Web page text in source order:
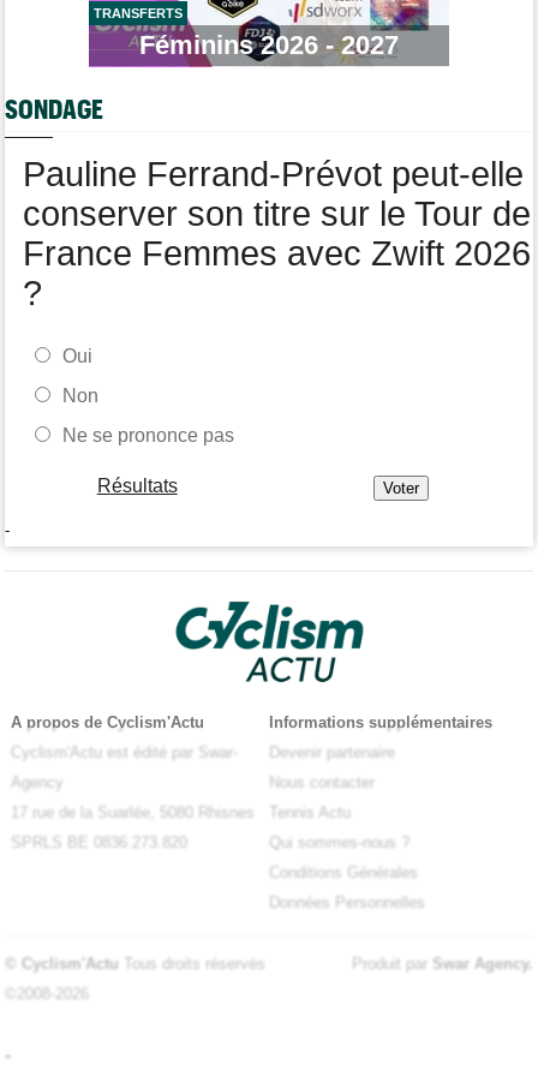
Tour de France Femmes
Une portion de la 7e étape sera interdite au public
pour 1 an
TRANSFERTS
Féminins 2026 - 2027
SONDAGE
Pauline Ferrand-Prévot peut-elle
conserver son titre sur le Tour de
France Femmes avec Zwift 2026
?
Oui
Non
Ne se prononce pas
Résultats
-
A propos de Cyclism'Actu
Cyclism'Actu est édité par Swar-
Agency
17 rue de la Suarlée, 5080 Rhisnes
SPRLS BE 0836.273.820
Informations supplémentaires
Devenir partenaire
Nous contacter
Tennis Actu
Qui sommes-nous ?
Conditions Générales
Données Personnelles
© Cyclism'Actu Tous droits réservés
©2008-2026
Produit par Swar Agency.
-